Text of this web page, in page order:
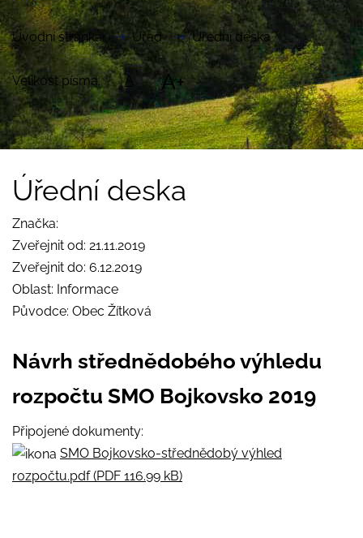
Úvodní stránka Úřad Úřední deska
Velikost písma: A A+
Úřední deska
Značka:
Zveřejnit od: 21.11.2019
Zveřejnit do: 6.12.2019
Oblast: Informace
Původce: Obec Žítková
Návrh střednědobého výhledu
rozpočtu SMO Bojkovsko 2019
Připojené dokumenty:
SMO Bojkovsko-střednědobý výhled
rozpočtu.pdf (PDF 116.99 kB)